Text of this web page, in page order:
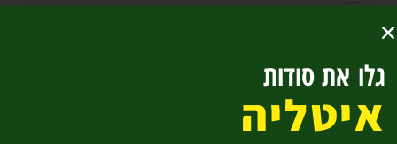
גלו את סודות
איטליה